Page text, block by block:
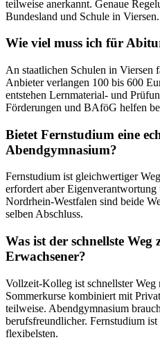
teilweise anerkannt. Genaue
Bundesland und Schule in Viersen.
Wie viel muss ich für
An staatlichen Schulen in Viersen
Anbieter verlangen 100 bis 600
entstehen Lernmaterial- und
Förderungen und BAföG helfen
Bietet Fernstudium eine
Abendgymnasium?
Fernstudium ist gleichwertiger
erfordert aber
Nordrhein-Westfalen sind beide
selben Abschluss.
Was ist der schnellste
Erwachsener?
Vollzeit-Kolleg ist schnellster Weg
Sommerkurse kombiniert mit
teilweise. Abendgymnasium
berufsfreundlicher. Fernstudium
flexibelsten.